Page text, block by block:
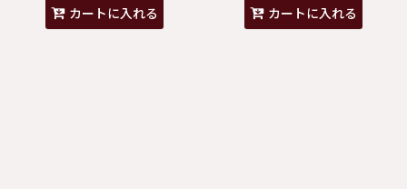
カートに入れる カートに入れる